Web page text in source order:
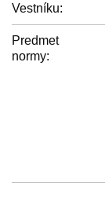
Vestníku:
Predmet
normy: